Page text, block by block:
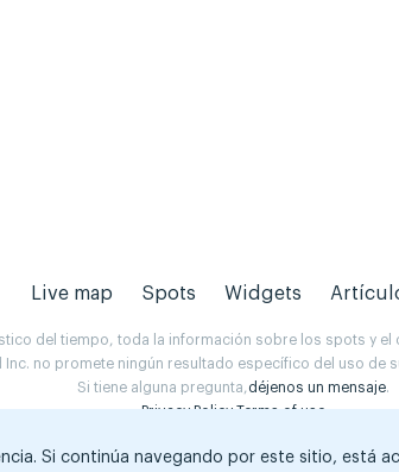
Live map Spots Widgets
del tiempo, toda la información sobre los spots y
Inc. no promete ningún resultado específico del uso de
Si tiene alguna pregunta,déjenos un mensaje.
Privacy Policy Terms of use
Si continúa navegando por este sitio, está